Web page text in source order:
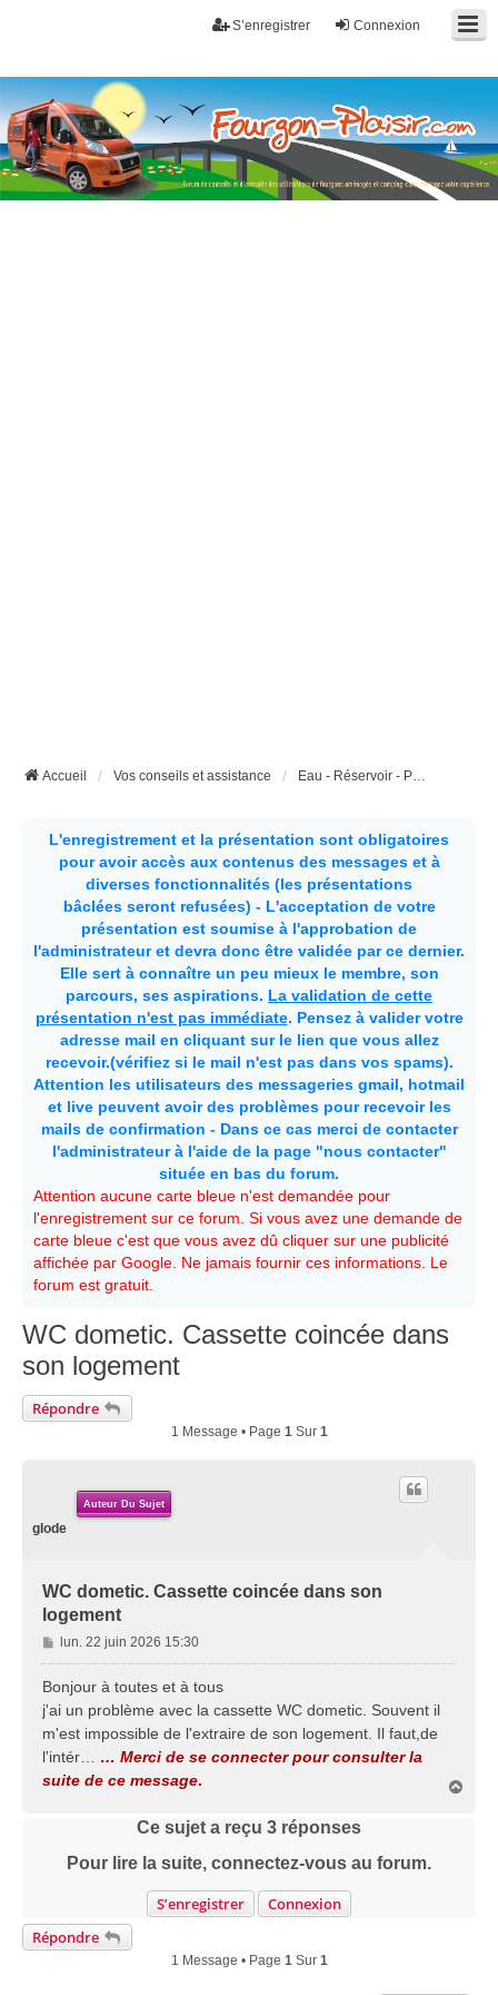
Connexion
S’enregistrer
Fourgon-plaisir.com
Forum de conseils et d'entraide des utilisateurs de fourgons, fourgons
aménagés, vans et de camping-car. Partagez votre expérience.
Accueil Vos conseils et assistance Eau - Réservoir - Pompe - Tuyaux - etc...
L'enregistrement et la présentation sont obligatoires
pour avoir accès aux contenus des messages et à
diverses fonctionnalités (les présentations
bâclées seront refusées) - L'acceptation de votre
présentation est soumise à l'approbation de
l'administrateur et devra donc être validée par ce dernier.
Elle sert à connaître un peu mieux le membre, son
parcours, ses aspirations. La validation de cette
présentation n'est pas immédiate. Pensez à valider votre
adresse mail en cliquant sur le lien que vous allez
recevoir.(vérifiez si le mail n'est pas dans vos spams).
Attention les utilisateurs des messageries gmail, hotmail
et live peuvent avoir des problèmes pour recevoir les
mails de confirmation - Dans ce cas merci de contacter
l'administrateur à l'aide de la page "nous contacter"
située en bas du forum.
Attention aucune carte bleue n'est demandée pour
l'enregistrement sur ce forum. Si vous avez une demande de
carte bleue c'est que vous avez dû cliquer sur une publicité
affichée par Google. Ne jamais fournir ces informations. Le
forum est gratuit.
WC dometic. Cassette coincée dans
son logement
Répondre
1 Message • Page 1Sur 1
Auteur Du Sujet
glode
WC dometic. Cassette coincée dans son
logement
M
e
a
g
e
lun. 22 juin 2026 15:30
Bonjour à toutes et à tous
j'ai un problème avec la cassette WC dometic. Souvent il
m'est impossible de l'extraire de son logement. Il faut,de
l'intér…
… Merci de se connecter pour consulter la
suite de ce message.
Ce sujet a reçu 3 réponses
Pour lire la suite, connectez-vous au forum.
S’enregistrer
Connexion
Répondre
1 Message • Page 1 Sur 1